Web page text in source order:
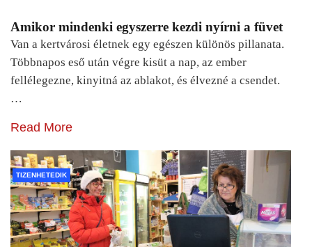
Amikor mindenki egyszerre kezdi nyírni a füvet
Van a kertvárosi életnek egy egészen különös pillanata.
Többnapos eső után végre kisüt a nap, az ember
fellélegezne, kinyitná az ablakot, és élvezné a csendet.
…
Read More
TIZENHETEDIK